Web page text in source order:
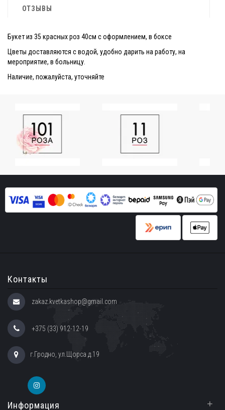
ОТЗЫВЫ
Букет из 35 красных роз 40см с оформлением, в боксе
Цветы доставляются с водой, удобно дарить на работу, на
мероприятие, в больницу.
Наличие, пожалуйста, уточняйте
Контакты
zakaz.kvetkashop@gmail.com
+375 (33) 912-12-19
г.Гродно, ул.Щорса д.19
Информация +